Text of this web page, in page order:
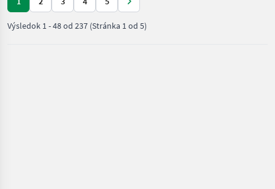
Výsledok 1-48od 237 (Stránka 1 od 5)